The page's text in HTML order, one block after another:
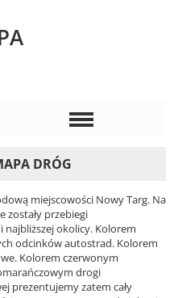
DRÓG
miejscowości Nowy Targ. Na
zostały przebiegi
najbliższej okolicy. Kolorem
odcinków autostrad. Kolorem
Kolorem czerwonym
drogi
prezentujemy zatem cały